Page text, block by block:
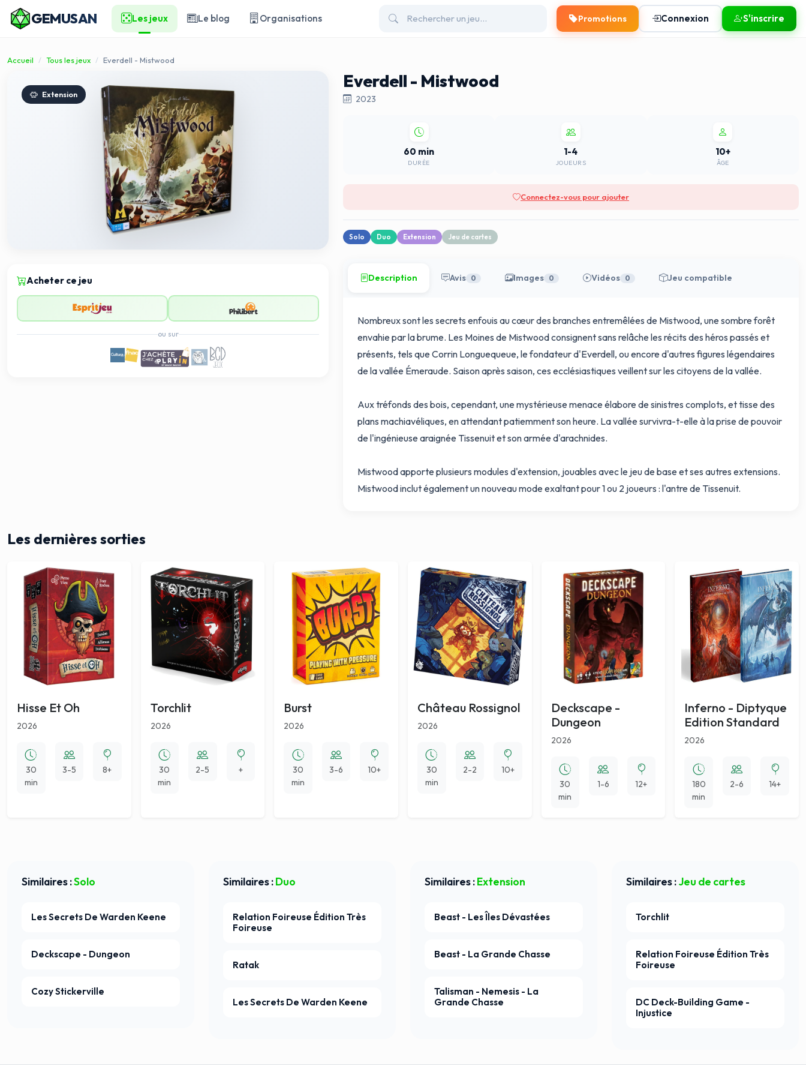
GEMUSAN Les jeux Le blog Organisations Promotions Connexion S'inscrire
Accueil Tous les jeux Everdell - Mistwood
Extension
Acheter ce jeu
ou sur
Everdell - Mistwood
2023
60 min
DURÉE
1-4
JOUEURS
10+
ÂGE
Connectez-vous pour ajouter
Solo Duo Extension Jeu de cartes
Description Avis 0 Images 0 Vidéos 0 Jeu compatible
Nombreux sont les secrets enfouis au cœur des branches entremêlées de Mistwood, une sombre forêt
envahie par la brume. Les Moines de Mistwood consignent sans relâche les récits des héros passés et
présents, tels que Corrin Longuequeue, le fondateur d'Everdell, ou encore d'autres figures légendaires
de la vallée Émeraude. Saison après saison, ces ecclésiastiques veillent sur les citoyens de la vallée.
Aux tréfonds des bois, cependant, une mystérieuse menace élabore de sinistres complots, et tisse des
plans machiavéliques, en attendant patiemment son heure. La vallée survivra-t-elle à la prise de pouvoir
de l'ingénieuse araignée Tissenuit et son armée d'arachnides.
Mistwood apporte plusieurs modules d'extension, jouables avec le jeu de base et ses autres extensions.
Mistwood inclut également un nouveau mode exaltant pour 1 ou 2 joueurs : l'antre de Tissenuit.
Les dernières sorties
Hisse Et Oh
2026
30
min
3-5 8+
Torchlit
2026
30
min
2-5 +
Burst
2026
30
min
3-6 10+
Château Rossignol
2026
30
min
2-2 10+
Deckscape -
Dungeon
2026
30
min
1-6 12+
Inferno - Diptyque
Edition Standard
2026
180
min
2-6 14+
Similaires :Solo
Les Secrets De Warden Keene
Deckscape - Dungeon
Cozy Stickerville
Similaires :Duo
Relation Foireuse Édition Très
Foireuse
Ratak
Les Secrets De Warden Keene
Similaires :Extension
Beast - Les Îles Dévastées
Beast - La Grande Chasse
Talisman - Nemesis - La
Grande Chasse
Similaires :Jeu de cartes
Torchlit
Relation Foireuse Édition Très
Foireuse
DC Deck-Building Game -
Injustice